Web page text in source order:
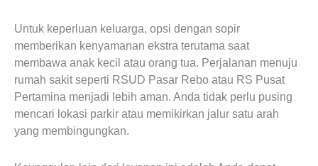
Untuk keperluan keluarga, opsi dengan sopir
memberikan kenyamanan ekstra terutama saat
membawa anak kecil atau orang tua. Perjalanan menuju
rumah sakit seperti RSUD Pasar Rebo atau RS Pusat
Pertamina menjadi lebih aman. Anda tidak perlu pusing
mencari lokasi parkir atau memikirkan jalur satu arah
yang membingungkan.